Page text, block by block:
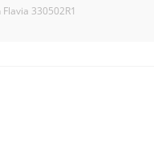
330502R1